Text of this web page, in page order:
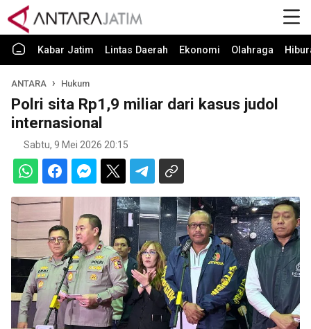
Kabar Jatim Lintas Daerah Ekonomi Olahraga
ANTARA Hukum
Polri sita Rp1,9 miliar dari kasus judol
internasional
Sabtu, 9 Mei 2026 20:15